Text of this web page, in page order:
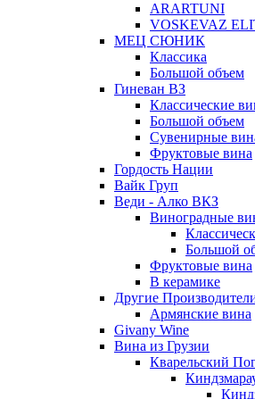
ARARTUNI
VOSKEVAZ
МЕЦ СЮНИК
Классика
Большой объем
Гиневан ВЗ
Классические
Большой объем
Сувенирные
Фруктовые вина
Гордость Нации
Вайк Груп
Веди - Алко ВКЗ
Виноградные
Большой
Фруктовые вина
В керамике
Другие
Армянские вина
Givany Wine
Вина из Грузии
Кварельский